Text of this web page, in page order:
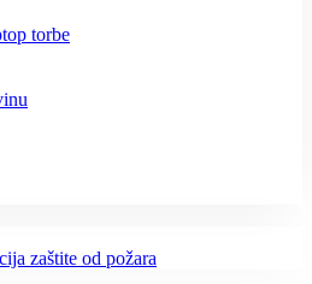
torbe
zaštite od požara